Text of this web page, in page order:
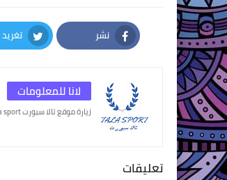
نشر
Facebook
تغريد
Twitter
لانا للمعلومات
زيارة موقع تالا سبورت Tala sport
تعليقات